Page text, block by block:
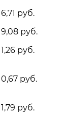
6,71 руб.
9,08 руб.
1,26 руб.
0,67 руб.
1,79 руб.